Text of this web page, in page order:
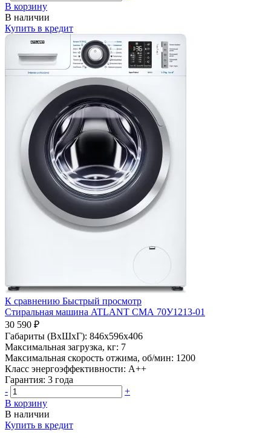
В корзину
В наличии
Купить в кредит
К сравнению Быстрый просмотр
Стиральная машина ATLANT СМА 70У1213-01
30 590 ₽
Габариты (ВхШхГ): 846x596x406
Максимальная загрузка, кг: 7
Максимальная скорость отжима, об/мин: 1200
Класс энергоэффективности: A++
Гарантия: 3 года
-
+
В корзину
В наличии
Купить в кредит